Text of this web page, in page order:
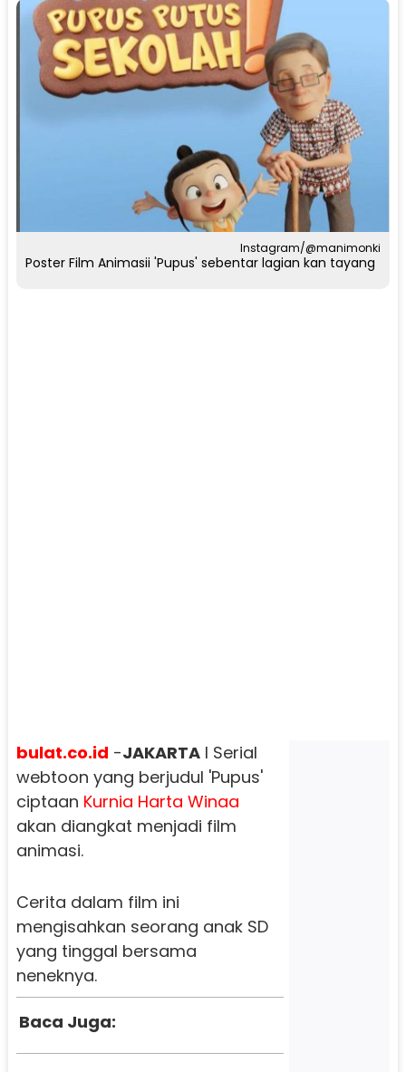
Instagram/@manimonki
Poster Film Animasii 'Pupus' sebentar lagian kan tayang
bulat.co.id -JAKARTAI Serial
webtoon yang berjudul 'Pupus'
ciptaan Kurnia Harta Winaa
akan diangkat menjadi film
animasi.
Cerita dalam film ini
mengisahkan seorang anak SD
yang tinggal bersama
neneknya.
Baca Juga: